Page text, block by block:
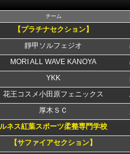
チーム
【プラチナセクション】
靜甲ソルフェジオ
MORI ALL WAVE KANOYA
YKK
花王コスメ小田原フェニックス
厚木ＳＣ
ルネス紅葉スポーツ柔整専門学校
【サファイアセクション】